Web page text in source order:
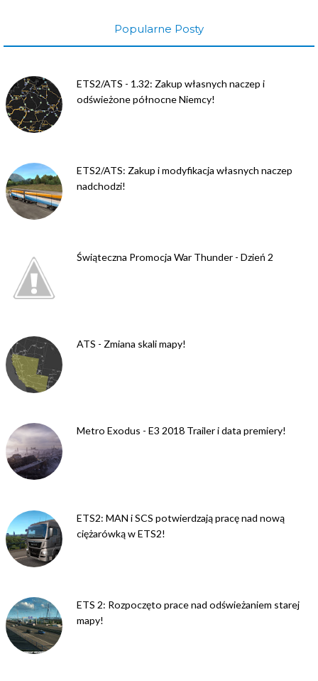
Popularne Posty
ETS2/ATS - 1.32: Zakup własnych naczep i
odświeżone północne Niemcy!
ETS2/ATS: Zakup i modyfikacja własnych naczep
nadchodzi!
Świąteczna Promocja War Thunder - Dzień 2
ATS - Zmiana skali mapy!
Metro Exodus - E3 2018 Trailer i data premiery!
ETS2: MAN i SCS potwierdzają pracę nad nową
ciężarówką w ETS2!
ETS 2: Rozpoczęto prace nad odświeżaniem starej
mapy!